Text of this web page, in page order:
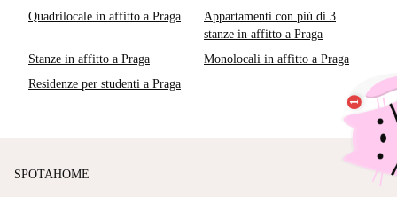
Quadrilocale in affitto a Praga
Appartamenti con più di 3
stanze in affitto a Praga
Stanze in affitto a Praga
Monolocali in affitto a Praga
Residenze per studenti a Praga
SPOTAHOME